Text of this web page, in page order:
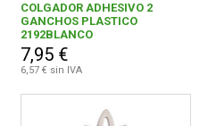
COLGADOR ADHESIVO 2
GANCHOS PLASTICO
2192BLANCO
7,95 €
6,57 € sin IVA